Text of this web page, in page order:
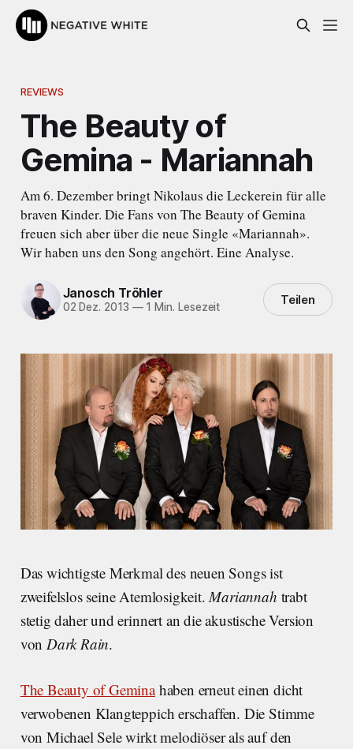
REVIEWS
The Beauty of
Gemina - Mariannah
Am 6. Dezember bringt Nikolaus die Leckerein für alle
braven Kinder. Die Fans von The Beauty of Gemina
freuen sich aber über die neue Single «Mariannah».
Wir haben uns den Song angehört. Eine Analyse.
Janosch Tröhler
02 Dez. 2013 —1 Min. Lesezeit Teilen
Das wichtigste Merkmal des neuen Songs ist
zweifelslos seine Atemlosigkeit. Mariannah trabt
stetig daher und erinnert an die akustische Version
von Dark Rain.
The Beauty of Geminahaben erneut einen dicht
verwobenen Klangteppich erschaffen. Die Stimme
von Michael Sele wirkt melodiöser als auf den